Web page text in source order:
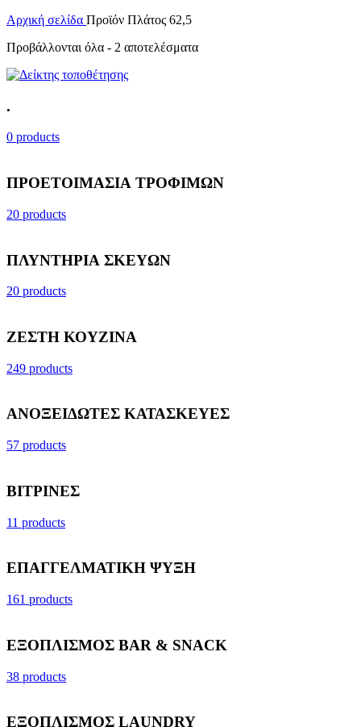
Αρχική σελίδα Προϊόν Πλάτος 62,5
Προβάλλονται όλα - 2 αποτελέσματα
.
0 products
ΠΡΟΕΤΟΙΜΑΣΙΑ ΤΡΟΦΙΜΩΝ
20 products
ΠΛΥΝΤΗΡΙΑ ΣΚΕΥΩΝ
20 products
ΖΕΣΤΗ ΚΟΥΖΙΝΑ
249 products
ΑΝΟΞΕΙΔΩΤΕΣ ΚΑΤΑΣΚΕΥΕΣ
57 products
ΒΙΤΡΙΝΕΣ
11 products
ΕΠΑΓΓΕΛΜΑΤΙΚΗ ΨΥΞΗ
161 products
ΕΞΟΠΛΙΣΜΟΣ BAR & SNACK
38 products
ΕΞΟΠΛΙΣΜΟΣ LAUNDRY